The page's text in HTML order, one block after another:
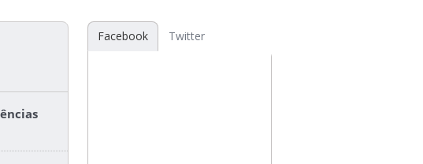
Facebook Twitter